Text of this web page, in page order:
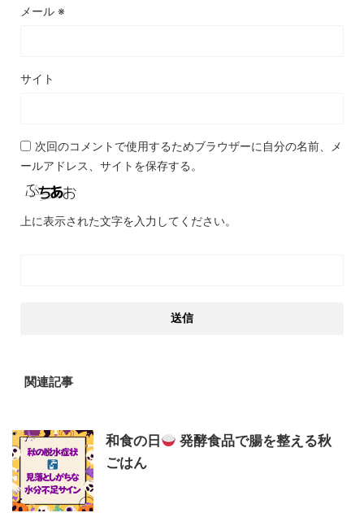
メール ※
サイト
次回のコメントで使用するためブラウザーに自分の名前、メ
ールアドレス、サイトを保存する。
上に表示された文字を入力してください。
関連記事
和食の日
発酵食品で腸を整える秋
ごはん